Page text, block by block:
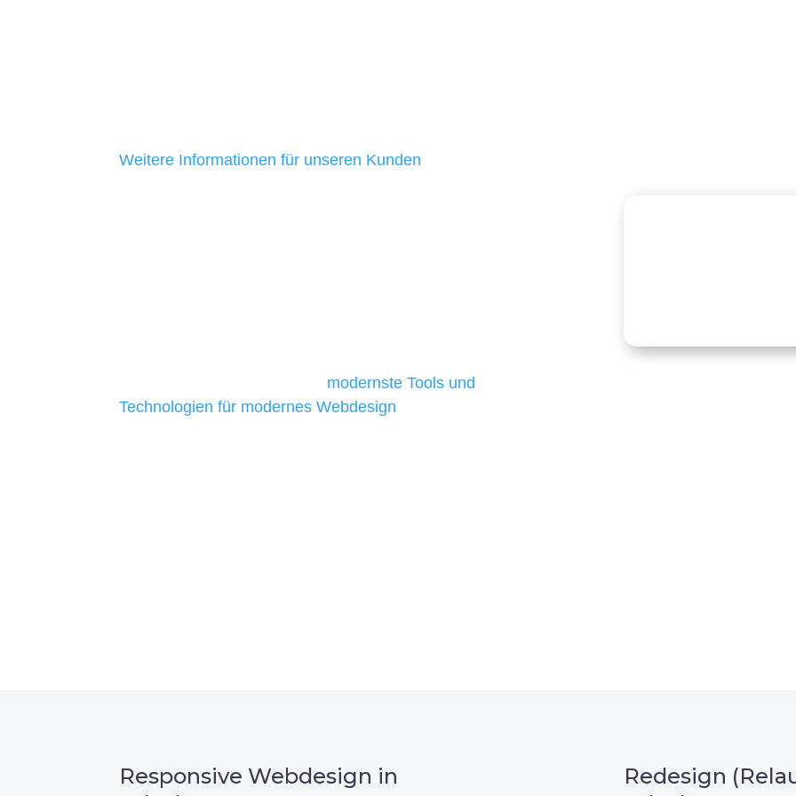
Weitere Informationen für unseren Kunden
modernste Tools und
Technologien für modernes Webdesign
Responsive Webdesign in
Redesign